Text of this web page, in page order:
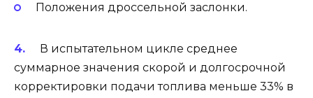
Положения дроссельной заслонки.
В испытательном цикле среднее
суммарное значения скорой и долгосрочной
корректировки подачи топлива меньше 33% в